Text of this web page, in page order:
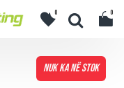
0 0
NUK KA NË STOK